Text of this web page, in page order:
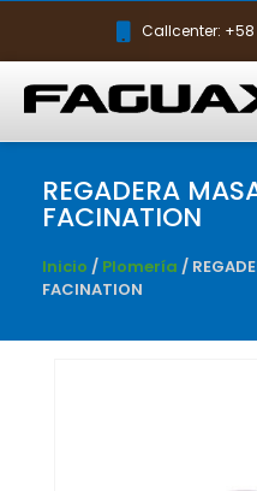
Callcenter: +58
REGADERA
FACINATION
Inicio / Plomería /
FACINATION